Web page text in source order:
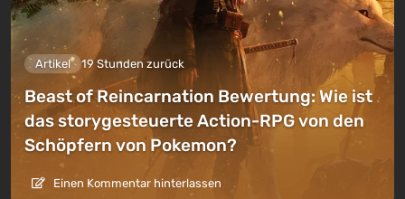
Artikel 19 Stunden zurück
Beast of Reincarnation Bewertung: Wie ist
das storygesteuerte Action-RPG von den
Schöpfern von Pokemon?
Einen Kommentar hinterlassen